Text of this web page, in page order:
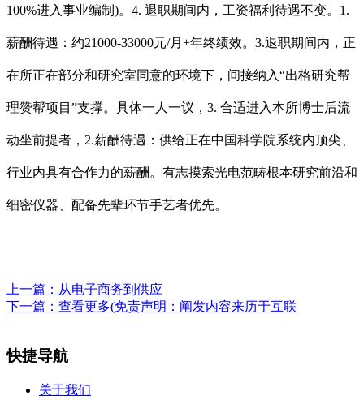
100%进入事业编制)。4. 退职期间内，工资福利待遇不变。1.
薪酬待遇：约21000-33000元/月+年终绩效。3.退职期间内，正
在所正在部分和研究室同意的环境下，间接纳入“出格研究帮
理赞帮项目”支撑。具体一人一议，3. 合适进入本所博士后流
动坐前提者，2.薪酬待遇：供给正在中国科学院系统内顶尖、
行业内具有合作力的薪酬。有志摸索光电范畴根本研究前沿和
细密仪器、配备先辈环节手艺者优先。
上一篇： 从电子商务到供应
下一篇： 查看更多(免责声明：阐发内容来历于互联
快捷导航
关于我们